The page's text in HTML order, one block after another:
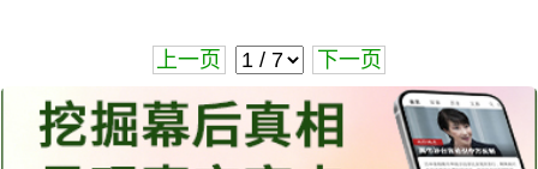
上一页 下一页